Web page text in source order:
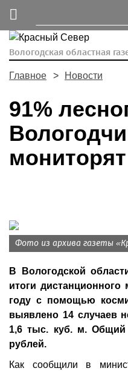
Вологодская областная
Главное Новости
91%
Фото из архива газеты
В Вологодской
итоги
году с помощью
выявлено 14 случаев
1,6 тыс. куб. м.
рублей.
Как сообщили в